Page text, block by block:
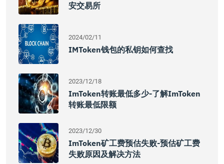
安交易所
2024/02/11
IMToken钱包的私钥如何查找
2023/12/18
ImToken转账最低多少-了解imToken
转账最低限额
2023/12/30
ImToken矿工费预估失败-预估矿工费
失败原因及解决方法